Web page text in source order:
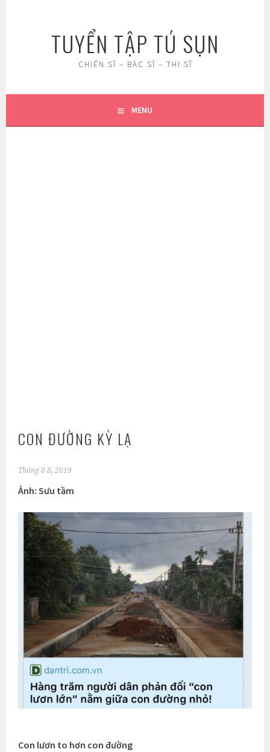
TUYỂN TẬP TÚ SỤN
CHIẾN SĨ – BÁC SĨ – THI SĨ
MENU
CON ĐƯỜNG KỲ LẠ
Tháng 8 8, 2019
Ảnh: Sưu tầm
Con lươn to hơn con đường